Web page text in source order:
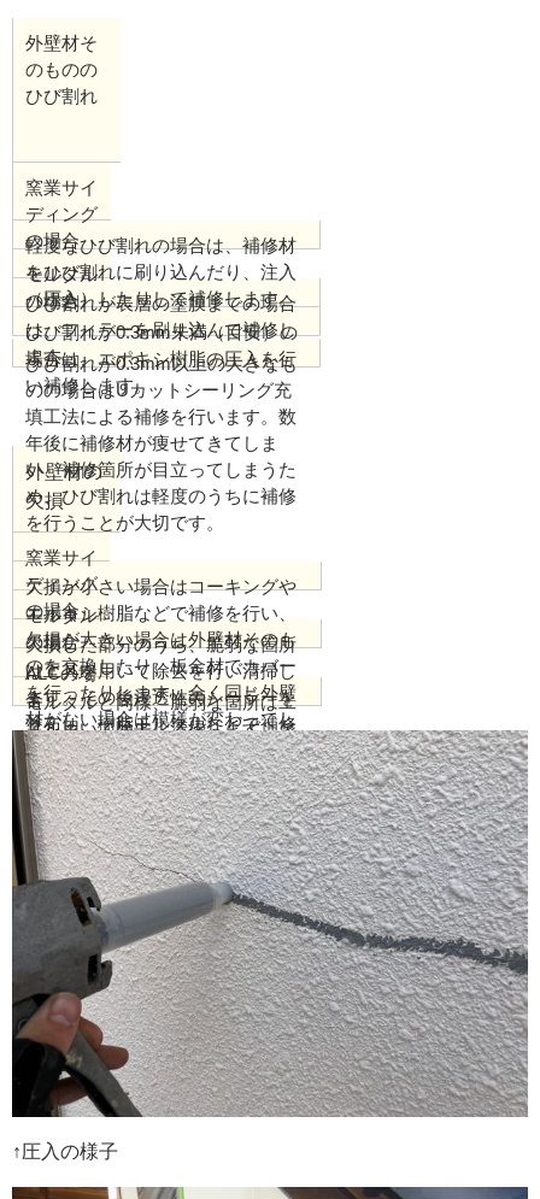
外壁材そ
のものの
ひび割れ
窯業サイ
ディング
の場合
軽度なひび割れの場合は、補修材
をひび割れに刷り込んだり、注入
（圧入）したりして補修します。
モルタル
の場合
ひび割れが表層の塗膜までの場合
は、フィラーを刷り込んで補修し
ます。
ひび割れが0.3mm未満（目安）の
場合は、エポキシ樹脂の圧入を行
い補修します。
ひび割れが0.3mm以上の大きなも
のの場合はUカットシーリング充
填工法による補修を行います。数
年後に補修材が痩せてきてしま
い、補修箇所が目立ってしまうた
め、ひび割れは軽度のうちに補修
を行うことが大切です。
外壁材の
欠損
窯業サイ
ディング
の場合
欠損が小さい場合はコーキングや
エポキシ樹脂などで補修を行い、
欠損が大きい場合は外壁材そのも
のを交換したり、板金材でカバー
を行ったりします。全く同じ外壁
材がない場合は模様が変わってし
まうことに注意が必要です。
モルタル
の場合
欠損した部分のうち、脆弱な箇所
は工具を用いて除去を行い清掃し
ます。その後浸透性のシーラーを
塗布し、樹脂モルタルなどで補修
を行います。乾燥後に不陸調整を
行い、表面を整えます。
ALCの場
合
モルタルと同様、脆弱な箇所は工
具を用いて除去し清掃します。欠
損部には水性プライマーを塗布
し、ALCの補修材やセメントフィ
ラーを充填して平滑に仕上げま
す。
↑圧入の様子